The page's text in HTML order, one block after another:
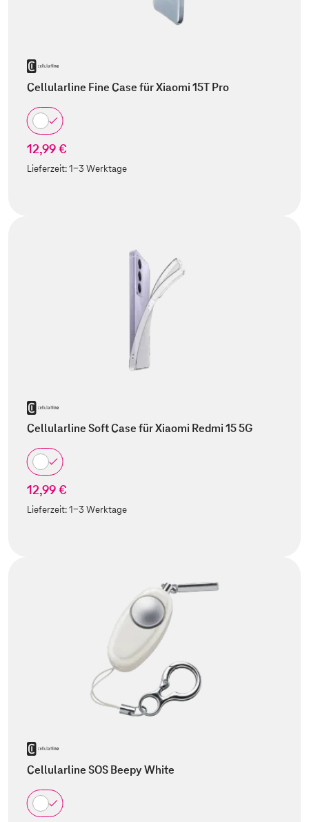
Cellularline Fine Case für Xiaomi 15T Pro
12,99 €
Lieferzeit:1-3 Werktage
Cellularline Soft Case für Xiaomi Redmi 15 5G
12,99 €
Lieferzeit:1-3 Werktage
Cellularline SOS Beepy White